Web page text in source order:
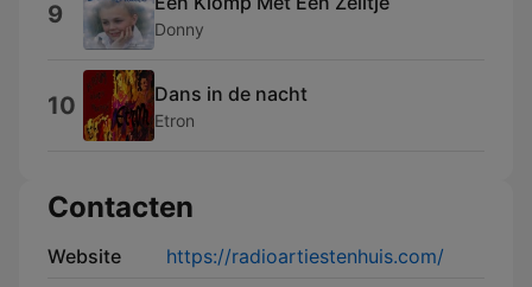
9 Donny
10 Dans in de nacht
Etron
Contacten
Website
https://radioartiestenhuis.com/